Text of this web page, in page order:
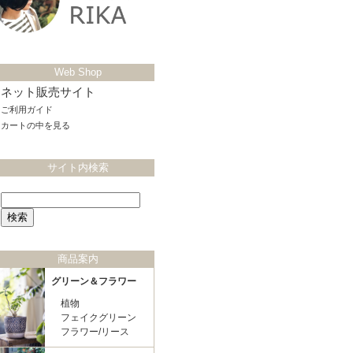
Web Shop
ネット販売サイト
ご利用ガイド
カートの中を見る
サイト内検索
商品案内
グリーン＆フラワー
植物
フェイクグリーン
フラワー/リース